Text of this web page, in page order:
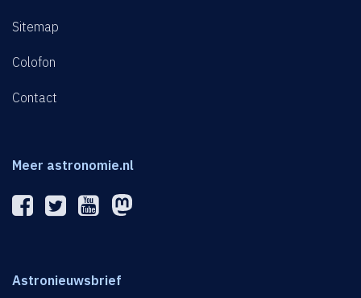
Sitemap
Colofon
Contact
Meer astronomie.nl
Astronieuwsbrief